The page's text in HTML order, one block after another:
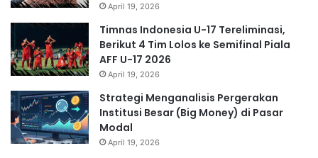
April 19, 2026
Timnas Indonesia U-17 Tereliminasi,
Berikut 4 Tim Lolos ke Semifinal Piala
AFF U-17 2026
April 19, 2026
Strategi Menganalisis Pergerakan
Institusi Besar (Big Money) di Pasar
Modal
April 19, 2026